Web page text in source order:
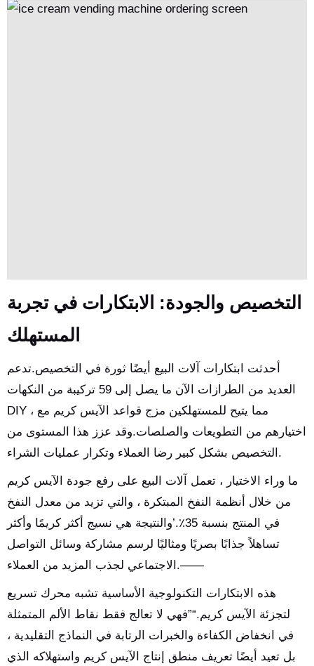
التخصيص والجودة: الابتكارات في تجربة
المستهلك
أحدثت ابتكارات آلات البيع أيضًا ثورة في التخصيص.تدعم
العديد من الطرازات الآن ما يصل إلى 59 تركيبة من النكهات
DIY ، مما يتيح للمستهلكين مزج قواعد الآيس كريم مع
اختيارهم من التطويعات والصلصات.وقد عزز هذا المستوى من
التخصيص بشكل كبير رضا العملاء وتكرار عمليات الشراء.
ما وراء الاختيار ، تعمل آلات البيع على رفع جودة الآيس كريم
من خلال أنظمة النفخ المبتكرة ، والتي تزيد من معدل النفخ
في المنتج بنسبة 35٪.’والنتيجة هي نسيج أكثر كريمًا وأكثر
تساهلاً جذابًا بصريًا ومثاليًا لرسم مشاركة وسائل التواصل
الاجتماعي لجذب المزيد من العملاء.——
هذه الابتكارات التكنولوجية الأساسية تشبه محرك تسريع
لتجزئة الآيس كريم.“”فهي لا تعالج فقط نقاط الألم المتمثلة
في انخفاض الكفاءة والخبرات الرتابة في النماذج التقليدية ،
بل تعيد أيضًا تعريف منطق إنتاج الآيس كريم واستهلاكه الذي